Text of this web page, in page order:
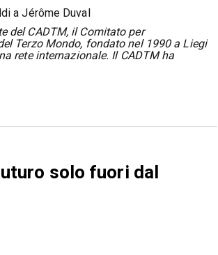
a Jérôme Duval
del CADTM, il Comitato per
Terzo Mondo, fondato nel 1990 a Liegi
rete internazionale. Il CADTM ha
solo fuori dal